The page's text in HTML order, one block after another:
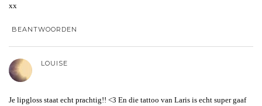
xx
BEANTWOORDEN
LOUISE
Je lipgloss staat echt prachtig!! <3 En die tattoo van Laris is echt super gaaf